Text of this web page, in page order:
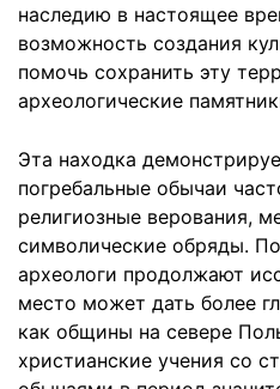
наследию в настоящее
возможность создания
помочь сохранить эту
археологические
Эта находка
погребальные обычаи
религиозные верования,
символические обряды.
археологи продолжают
место может дать более
как общины на севере
христианские учения со